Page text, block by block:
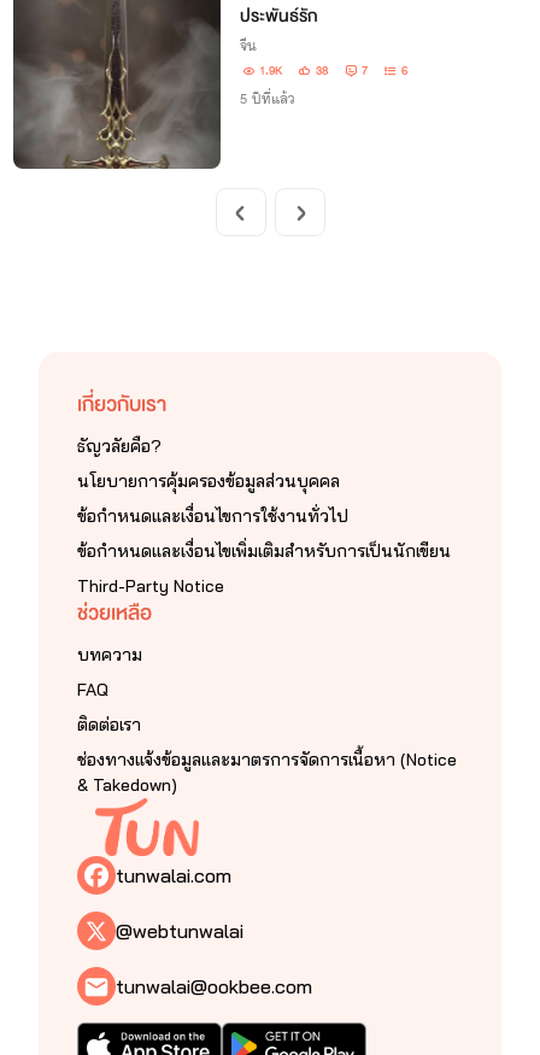
ประพันธ์รัก
จีน
1.9K 38 7 6
5 ปีที่แล้ว
เกี่ยวกับเรา
ธัญวลัยคือ?
นโยบายการคุ้มครองข้อมูลส่วนบุคคล
ข้อกำหนดและเงื่อนไขการใช้งานทั่วไป
ข้อกำหนดและเงื่อนไขเพิ่มเติมสำหรับการเป็นนักเขียน
Third-Party Notice
ช่วยเหลือ
บทความ
FAQ
ติดต่อเรา
ช่องทางแจ้งข้อมูลและมาตรการจัดการเนื้อหา (Notice
& Takedown)
tunwalai.com
@webtunwalai
tunwalai@ookbee.com